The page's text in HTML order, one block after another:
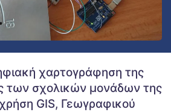
χαρτογράφηση της
των σχολικών μονάδων της
GIS, Γεωγραφικού